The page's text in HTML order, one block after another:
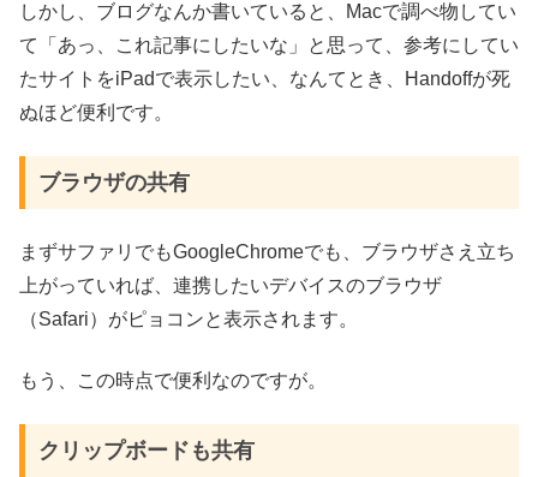
しかし、ブログなんか書いていると、Macで調べ物してい
て「あっ、これ記事にしたいな」と思って、参考にしてい
たサイトをiPadで表示したい、なんてとき、Handoffが死
ぬほど便利です。
ブラウザの共有
まずサファリでもGoogleChromeでも、ブラウザさえ立ち
上がっていれば、連携したいデバイスのブラウザ
（Safari）がピョコンと表示されます。
もう、この時点で便利なのですが。
クリップボードも共有